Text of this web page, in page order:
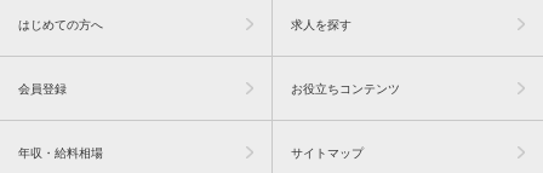
はじめての方へ 求人を探す
会員登録 お役立ちコンテンツ
年収・給料相場 サイトマップ